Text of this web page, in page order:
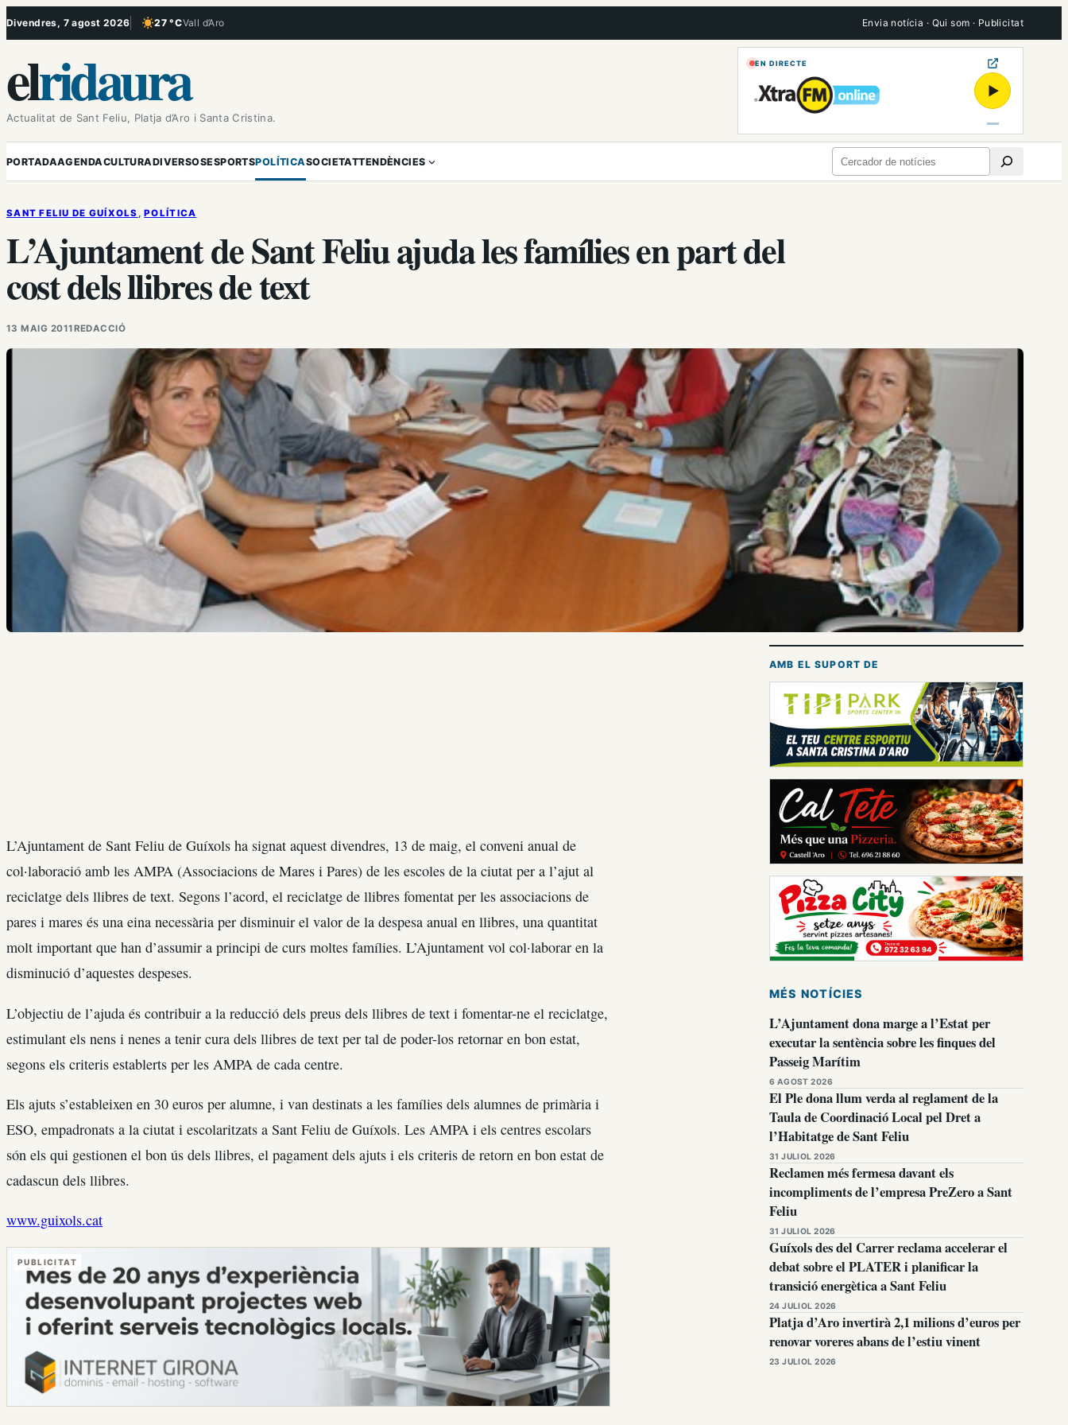
Vés
Divendres, 7 agost 2026 27 °CVall d’Aro
, Cel serè Envia notícia · Qui som · Publicitat
elridaura
Actualitat de Sant Feliu, Platja d’Aro i Santa Cristina.
EN DIRECTE
▶
PORTADAAGENDACULTURADIVERSOSESPORTSPOLÍTICASOCIETATTENDÈNCIES Cerca
SANT FELIU DE GUÍXOLS , POLÍTICA
L’Ajuntament de Sant Feliu ajuda les famílies en part del
cost dels llibres de text
13 MAIG 2011REDACCIÓ
L’Ajuntament de Sant Feliu de Guíxols ha signat aquest divendres, 13 de maig, el conveni anual de
col·laboració amb les AMPA (Associacions de Mares i Pares) de les escoles de la ciutat per a l’ajut al
reciclatge dels llibres de text. Segons l’acord, el reciclatge de llibres fomentat per les associacions de
pares i mares és una eina necessària per disminuir el valor de la despesa anual en llibres, una quantitat
molt important que han d’assumir a principi de curs moltes famílies. L’Ajuntament vol col·laborar en la
disminució d’aquestes despeses.
L’objectiu de l’ajuda és contribuir a la reducció dels preus dels llibres de text i fomentar-ne el reciclatge,
estimulant els nens i nenes a tenir cura dels llibres de text per tal de poder-los retornar en bon estat,
segons els criteris establerts per les AMPA de cada centre.
Els ajuts s’estableixen en 30 euros per alumne, i van destinats a les famílies dels alumnes de primària i
ESO, empadronats a la ciutat i escolaritzats a Sant Feliu de Guíxols. Les AMPA i els centres escolars
són els qui gestionen el bon ús dels llibres, el pagament dels ajuts i els criteris de retorn en bon estat de
cadascun dels llibres.
www.guixols.cat
PUBLICITAT
AMB EL SUPORT DE
MÉS NOTÍCIES
L’Ajuntament dona marge a l’Estat per
executar la sentència sobre les finques del
Passeig Marítim
6 AGOST 2026
El Ple dona llum verda al reglament de la
Taula de Coordinació Local pel Dret a
l’Habitatge de Sant Feliu
31 JULIOL 2026
Reclamen més fermesa davant els
incompliments de l’empresa PreZero a Sant
Feliu
31 JULIOL 2026
Guíxols des del Carrer reclama accelerar el
debat sobre el PLATER i planificar la
transició energètica a Sant Feliu
24 JULIOL 2026
Platja d’Aro invertirà 2,1 milions d’euros per
renovar voreres abans de l’estiu vinent
23 JULIOL 2026